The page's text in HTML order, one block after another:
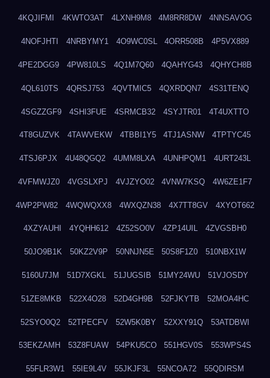
4KQJIFMI 4KWTO3AT 4LXNH9M8 4M8RR8DW 4NNSAVOG
4NOFJHTI 4NRBYMY1 4O9WC0SL 4ORR508B 4P5VX889
4PE2DGG9 4PW810LS 4Q1M7Q60 4QAHYG43 4QHYCH8B
4QL610TS 4QRSJ753 4QVTMIC5 4QXRDQN7 4S31TENQ
4SGZZGF9 4SHI3FUE 4SRMCB32 4SYJTR01 4T4UXTTO
4T8GUZVK 4TAWVEKW 4TBBI1Y5 4TJ1ASNW 4TPTYC45
4TSJ6PJX 4U48QGQ2 4UMM8LXA 4UNHPQM1 4URT243L
4VFMWJZ0 4VGSLXPJ 4VJZYO02 4VNW7KSQ 4W6ZE1F7
4WP2PW82 4WQWQXX8 4WXQZN38 4X7TT8GV 4XYOT662
4XZYAUHI 4YQHH612 4Z52SO0V 4ZP14UIL 4ZVGSBH0
50JO9B1K 50KZ2V9P 50NNJN5E 50S8F1Z0 510NBX1W
5160U7JM 51D7XGKL 51JUGSIB 51MY24WU 51VJOSDY
51ZE8MKB 522X4O28 52D4GH9B 52FJKYTB 52MOA4HC
52SYO0Q2 52TPECFV 52W5K0BY 52XXY91Q 53ATDBWI
53EKZAMH 53Z8FUAW 54PKU5CO 551HGV0S 553WPS4S
55FLR3W1 55IE9L4V 55JKJF3L 55NCOA72 55QDIRSM